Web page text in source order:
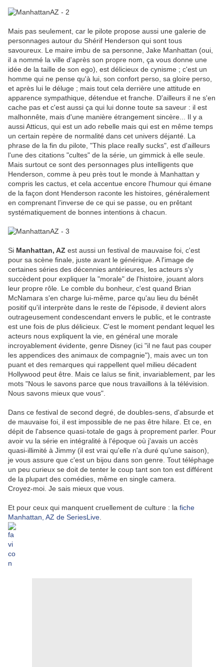
Mais pas seulement, car le pilote propose aussi une galerie de
personnages autour du Shérif Henderson qui sont tous
savoureux. Le maire imbu de sa personne, Jake Manhattan (oui,
il a nommé la ville d'après son propre nom, ça vous donne une
idée de la taille de son ego), est délicieux de cynisme ; c'est un
homme qui ne pense qu'à lui, son confort perso, sa gloire perso,
et après lui le déluge ; mais tout cela derrière une attitude en
apparence sympathique, détendue et franche. D'ailleurs il ne s'en
cache pas et c'est aussi ça qui lui donne toute sa saveur : il est
malhonnête, mais d'une manière étrangement sincère... Il y a
aussi Atticus, qui est un ado rebelle mais qui est en même temps
un certain repère de normalité dans cet univers déjanté. La
phrase de la fin du pilote, "This place really sucks", est d'ailleurs
l'une des citations "cultes" de la série, un gimmick à elle seule.
Mais surtout ce sont des personnages plus intelligents que
Henderson, comme à peu près tout le monde à Manhattan y
compris les cactus, et cela accentue encore l'humour qui émane
de la façon dont Henderson raconte les histoires, généralement
en comprenant l'inverse de ce qui se passe, ou en prêtant
systématiquement de bonnes intentions à chacun.
Si Manhattan, AZ est aussi un festival de mauvaise foi, c'est
pour sa scène finale, juste avant le générique. A l'image de
certaines séries des décennies antérieures, les acteurs s'y
succèdent pour expliquer la "morale" de l'histoire, jouant alors
leur propre rôle. Le comble du bonheur, c'est quand Brian
McNamara s'en charge lui-même, parce qu'au lieu du bénêt
positif qu'il interprète dans le reste de l'épisode, il devient alors
outrageusement condescendant envers le public, et le contraste
est une fois de plus délicieux. C'est le moment pendant lequel les
acteurs nous expliquent la vie, en général une morale
incroyablement évidente, genre Disney (ici "il ne faut pas couper
les appendices des animaux de compagnie"), mais avec un ton
puant et des remarques qui rappellent quel milieu décadent
Hollywood peut être. Mais ce laïus se finit, invariablement, par les
mots "Nous le savons parce que nous travaillons à la télévision.
Nous savons mieux que vous".
Dans ce festival de second degré, de doubles-sens, d'absurde et
de mauvaise foi, il est impossible de ne pas être hilare. Et ce, en
dépit de l'absence quasi-totale de gags à proprement parler. Pour
avoir vu la série en intégralité à l'époque où j'avais un accès
quasi-illimité à Jimmy (il est vrai qu'elle n'a duré qu'une saison),
je vous assure que c'est un bijou dans son genre. Tout téléphage
un peu curieux se doit de tenter le coup tant son ton est différent
de la plupart des comédies, même en single camera.
Croyez-moi. Je sais mieux que vous.
Et pour ceux qui manquent cruellement de culture : la fiche
Manhattan, AZ de SeriesLive